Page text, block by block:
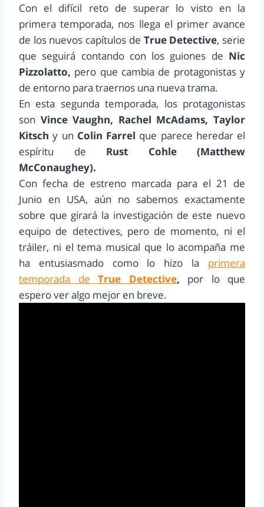
Con el difícil reto de superar lo visto en la
primera temporada, nos llega el primer avance
de los nuevos capítulos de True Detective, serie
que seguirá contando con los guiones de Nic
Pizzolatto, pero que cambia de protagonistas y
de entorno para traernos una nueva trama.
En esta segunda temporada, los protagonistas
son Vince Vaughn, Rachel McAdams, Taylor
Kitsch y un Colin Farrel que parece heredar el
espíritu de Rust Cohle (Matthew
McConaughey).
Con fecha de estreno marcada para el 21 de
Junio en USA, aún no sabemos exactamente
sobre que girará la investigación de este nuevo
equipo de detectives, pero de momento, ni el
tráiler, ni el tema musical que lo acompaña me
ha entusiasmado como lo hizo la primera
temporada de True Detective, por lo que
espero ver algo mejor en breve.